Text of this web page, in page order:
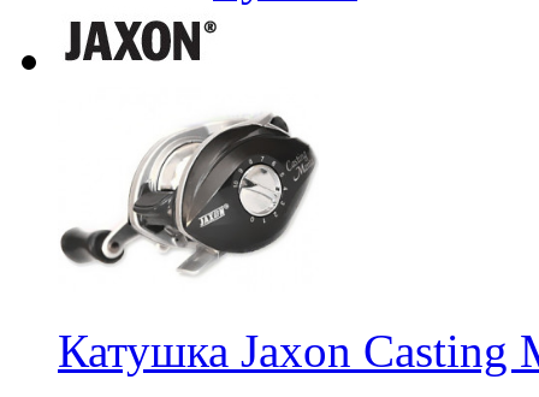
Катушка Jaxon Casting